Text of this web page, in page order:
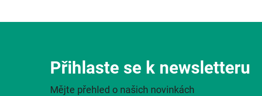
Přihlaste se k newsletteru
Mějte přehled o našich novinkách